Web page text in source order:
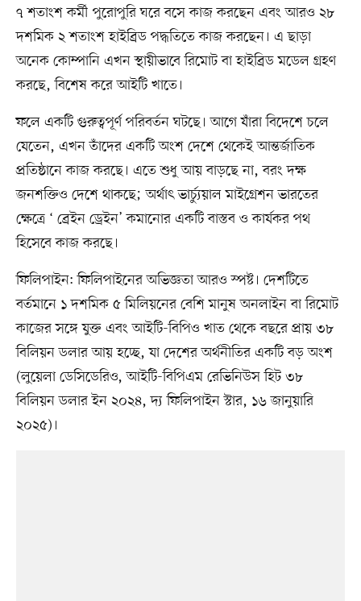
৭ শতাংশ কর্মী পুরোপুরি ঘরে বসে কাজ করছেন এবং আরও ২৮
দশমিক ২ শতাংশ হাইব্রিড পদ্ধতিতে কাজ করছেন। এ ছাড়া
অনেক কোম্পানি এখন স্থায়ীভাবে রিমোট বা হাইব্রিড মডেল গ্রহণ
করছে, বিশেষ করে আইটি খাতে।
ফলে একটি গুরুত্বপূর্ণ পরিবর্তন ঘটছে। আগে যাঁরা বিদেশে চলে
যেতেন, এখন তাঁদের একটি অংশ দেশে থেকেই আন্তর্জাতিক
প্রতিষ্ঠানে কাজ করছে। এতে শুধু আয় বাড়ছে না, বরং দক্ষ
জনশক্তিও দেশে থাকছে; অর্থাৎ ভার্চ্যুয়াল মাইগ্রেশন ভারতের
ক্ষেত্রে ‘ ব্রেইন ড্রেইন’ কমানোর একটি বাস্তব ও কার্যকর পথ
হিসেবে কাজ করছে।
ফিলিপাইন: ফিলিপাইনের অভিজ্ঞতা আরও স্পষ্ট। দেশটিতে
বর্তমানে ১ দশমিক ৫ মিলিয়নের বেশি মানুষ অনলাইন বা রিমোট
কাজের সঙ্গে যুক্ত এবং আইটি-বিপিও খাত থেকে বছরে প্রায় ৩৮
বিলিয়ন ডলার আয় হচ্ছে, যা দেশের অর্থনীতির একটি বড় অংশ
(লুয়েলা ডেসিডেরিও, আইটি-বিপিএম রেভিনিউস হিট ৩৮
বিলিয়ন ডলার ইন ২০২৪, দ্য ফিলিপাইন স্টার, ১৬ জানুয়ারি
২০২৫)।